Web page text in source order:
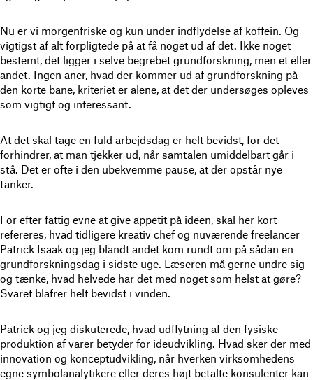
Nu er vi morgenfriske og kun under indflydelse af koffein. Og
vigtigst af alt forpligtede på at få noget ud af det. Ikke noget
bestemt, det ligger i selve begrebet grundforskning, men et eller
andet. Ingen aner, hvad der kommer ud af grundforskning på
den korte bane, kriteriet er alene, at det der undersøges opleves
som vigtigt og interessant.
At det skal tage en fuld arbejdsdag er helt bevidst, for det
forhindrer, at man tjekker ud, når samtalen umiddelbart går i
stå. Det er ofte i den ubekvemme pause, at der opstår nye
tanker.
For efter fattig evne at give appetit på ideen, skal her kort
refereres, hvad tidligere kreativ chef og nuværende freelancer
Patrick Isaak og jeg blandt andet kom rundt om på sådan en
grundforskningsdag i sidste uge. Læseren må gerne undre sig
og tænke, hvad helvede har det med noget som helst at gøre?
Svaret blafrer helt bevidst i vinden.
Patrick og jeg diskuterede, hvad udflytning af den fysiske
produktion af varer betyder for ideudvikling. Hvad sker der med
innovation og konceptudvikling, når hverken virksomhedens
egne symbolanalytikere eller deres højt betalte konsulenter kan